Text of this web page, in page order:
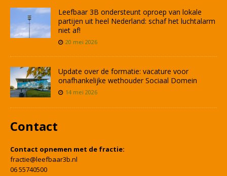
Leefbaar 3B ondersteunt oproep van lokale
partijen uit heel Nederland: schaf het luchtalarm
niet af!
20 mei 2026
Update over de formatie: vacature voor
onafhankelijke wethouder Sociaal Domein
14 mei 2026
Contact
Contact opnemen met de fractie:
fractie@leefbaar3b.nl
06 55740500